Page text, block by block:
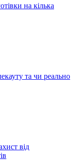
на кілька
та чи реально
від